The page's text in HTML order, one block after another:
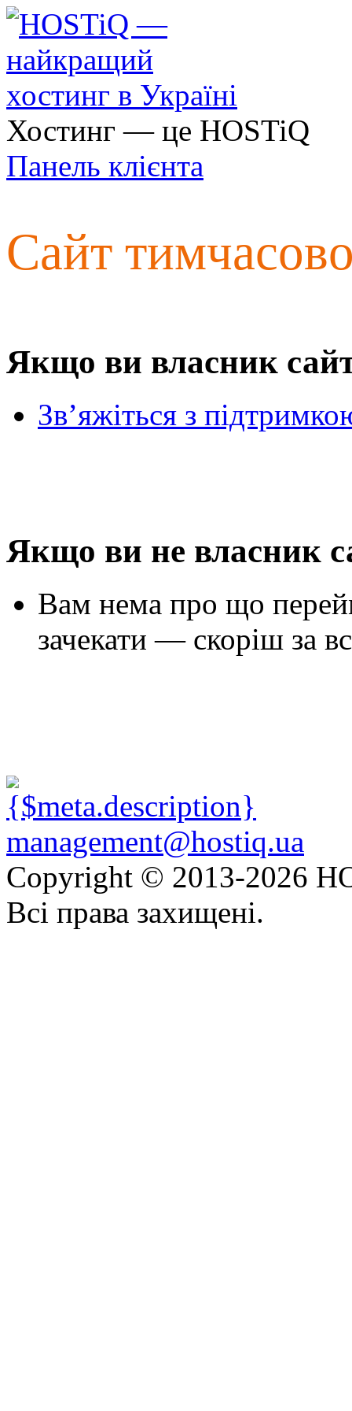
Хостинг — це HOSTiQ
Панель клієнта
Сайт
Якщо ви власник
Зв’яжіться з
Якщо ви не власник
Вам нема про що
зачекати — скоріш за
management@hostiq.ua
Copyright © 2013-2026
Всі права захищені.